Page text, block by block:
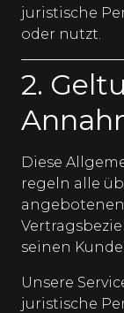
juristische
oder nutzt.
2.
Diese
regeln alle
seinen
Unsere
juristische